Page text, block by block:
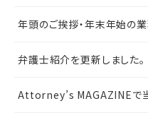
年頭のご挨拶・年末年始の
弁護士紹介を更新しました。
Attorney’s MAGAZINEで